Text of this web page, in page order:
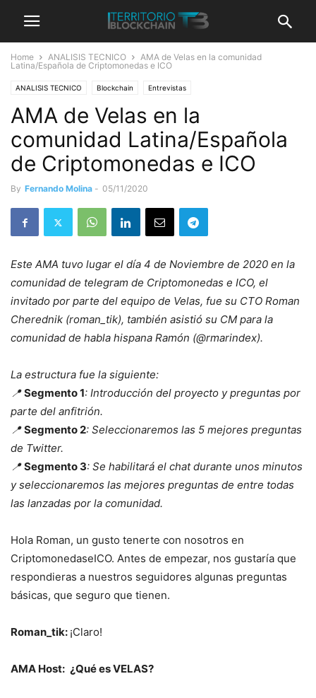
Home ANALISIS TECNICO
AMA de Velas en la comunidad
Latina/Española de Criptomonedas e ICO
ANALISIS TECNICO Blockchain Entrevistas
AMA de Velas en la
comunidad Latina/Española
de Criptomonedas e ICO
By Fernando Molina - 05/11/2020
Este AMA tuvo lugar el día 4 de Noviembre de 2020 en la
comunidad de telegram de Criptomonedas e ICO, el
invitado por parte del equipo de Velas, fue su CTO Roman
Cherednik (roman_tik), también asistió su CM para la
comunidad de habla hispana Ramón (@rmarindex).
La estructura fue la siguiente:
📍Segmento 1: Introducción del proyecto y preguntas por
parte del anfitrión.
📍Segmento 2: Seleccionaremos las 5 mejores preguntas
de Twitter.
📍Segmento 3: Se habilitará el chat durante unos minutos
y seleccionaremos las mejores preguntas de entre todas
las lanzadas por la comunidad.
Hola Roman, un gusto tenerte con nosotros en
CriptomonedaseICO. Antes de empezar, nos gustaría que
respondieras a nuestros seguidores algunas preguntas
básicas, que seguro que tienen.
Roman_tik: ¡Claro!
AMA Host: ¿Qué es VELAS?